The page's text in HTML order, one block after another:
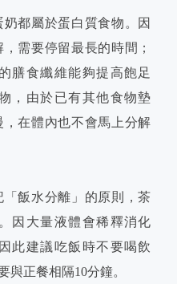
都屬於蛋白質食物。因
需要停留最長的時間；
膳食纖維能夠提高飽足
，由於已有其他食物墊
在體內也不會馬上分解
飯水分離」的原則，茶
因大量液體會稀釋消化
此建議吃飯時不要喝飲
與正餐相隔10分鐘。